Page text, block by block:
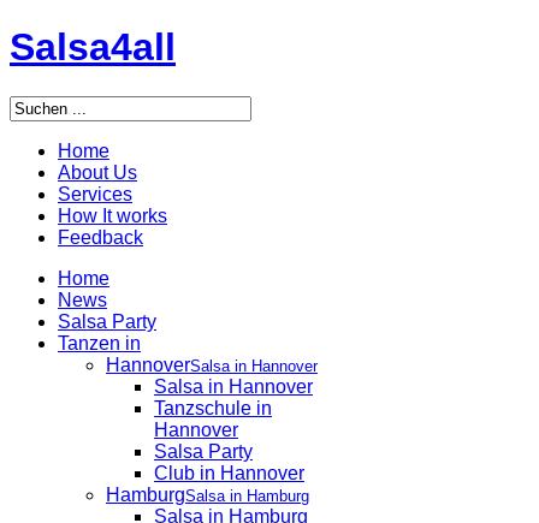
Salsa4all
Home
About Us
Services
How It works
Feedback
Home
News
Salsa Party
Tanzen in
HannoverSalsa in Hannover
Salsa in Hannover
Tanzschule in
Hannover
Salsa Party
Club in Hannover
HamburgSalsa in Hamburg
Salsa in Hamburg